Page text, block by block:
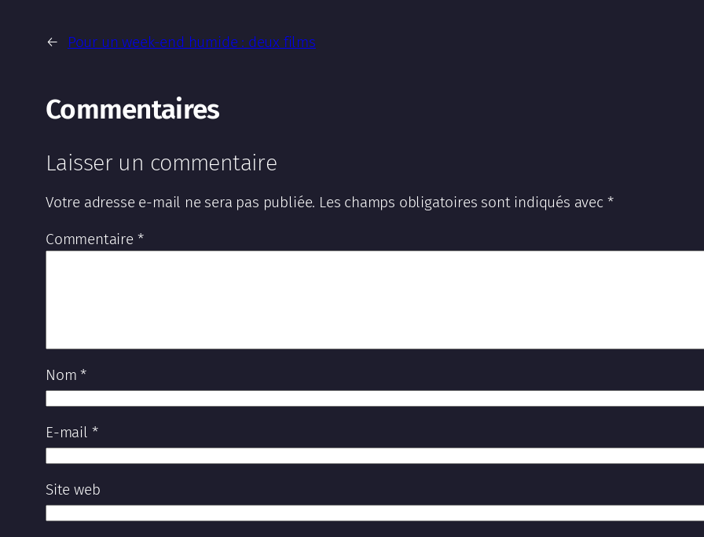
← Pour un week-end humide : deux films
Commentaires
Laisser un commentaire
Votre adresse e-mail ne sera pas publiée. Les champs obligatoires sont indiqués avec *
Commentaire *
Nom*
E-mail *
Site web